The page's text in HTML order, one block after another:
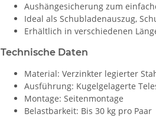
Aushängesicherung zum
Ideal als Schubladenauszug,
Erhältlich in verschiedenen
Technische Daten
Material: Verzinkter legierter
Ausführung: Kugelgelagerte
Montage: Seitenmontage
Belastbarkeit: Bis 30 kg pro Paar